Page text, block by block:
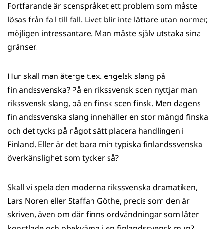
Fortfarande är scenspråket ett problem som måste
lösas från fall till fall. Livet blir inte lättare utan normer,
möjligen intressantare. Man måste själv utstaka sina
gränser.
Hur skall man återge t.ex. engelsk slang på
finlandssvenska? På en rikssvensk scen nyttjar man
rikssvensk slang, på en finsk scen finsk. Men dagens
finlandssvenska slang innehåller en stor mängd finska
och det tycks på något sätt placera handlingen i
Finland. Eller är det bara min typiska finlandssvenska
överkänslighet som tycker så?
Skall vi spela den moderna rikssvenska dramatiken,
Lars Noren eller Staffan Göthe, precis som den är
skriven, även om där finns ordvändningar som låter